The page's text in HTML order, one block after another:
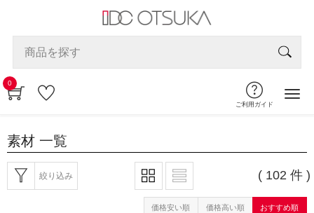
0
ご利用ガイド
素材 一覧
絞り込み ( 102 件 )
価格安い順 価格高い順 おすすめ順